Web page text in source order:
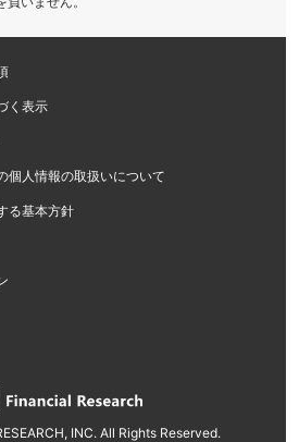
く表示
個人情報の取扱いについて
る基本方針
INC. All Rights Reserved.